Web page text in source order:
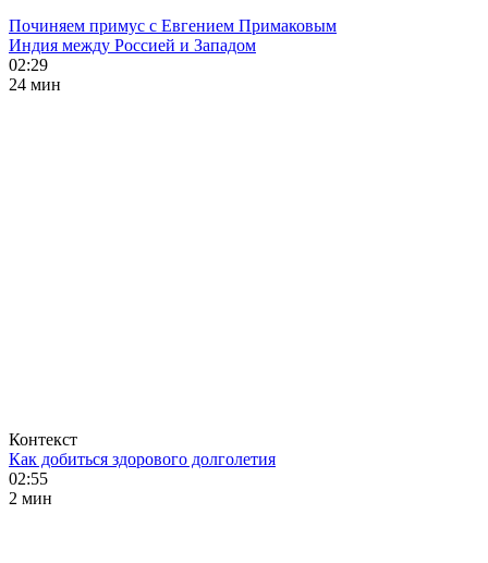
Починяем примус с Евгением Примаковым
Индия между Россией и Западом
02:29
24 мин
Контекст
Как добиться здорового долголетия
02:55
2 мин